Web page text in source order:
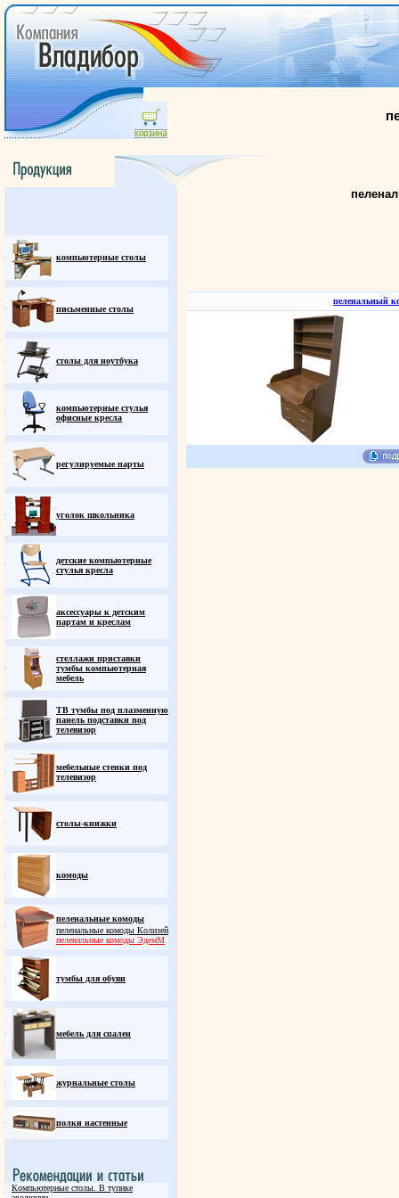
компьютерные столы
письменные столы
столы для ноутбука
компьютерные стулья
офисные кресла
регулируемые парты
уголок школьника
детские компьютерные
стулья кресла
аксессуары к детским
партам и креслам
стеллажи приставки
тумбы компьютерная
мебель
ТВ тумбы под плазменную
панель подставки под
телевизор
мебельные стенки под
телевизор
столы-книжки
комоды
пеленальные комоды
пеленальные комоды Колизей
пеленальные комоды ЭдемM
тумбы для обуви
мебель для спален
журнальные столы
полки настенные
Компьютерные столы. В тупике
пеленальный